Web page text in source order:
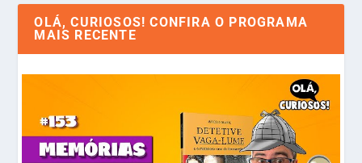
OLÁ, CURIOSOS! CONFIRA O PROGRAMA
MAIS RECENTE